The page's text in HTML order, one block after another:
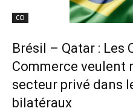
CCI
Brésil – Qatar : Les
Commerce veulent
secteur privé dans
bilatéraux